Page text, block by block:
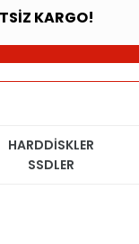
KARGO!
HARDDİSKLER
SSDLER